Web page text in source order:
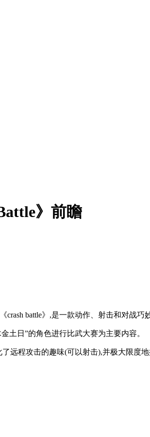
》前瞻
battle》,是一款动作、射击和对战巧
土日”的角色进行比武大赛为主要内容。
远程攻击的趣味(可以射击),并极大限度地